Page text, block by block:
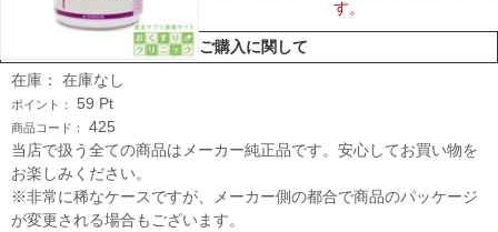
す。
ご購入に関して
在庫： 在庫なし
ポイント： 59 Pt
商品コード：
425
当店で扱う全ての商品はメーカー純正品です。安心してお買い物を
お楽しみください。
※非常に稀なケースですが、メーカー側の都合で商品のパッケージ
が変更される場合もございます。